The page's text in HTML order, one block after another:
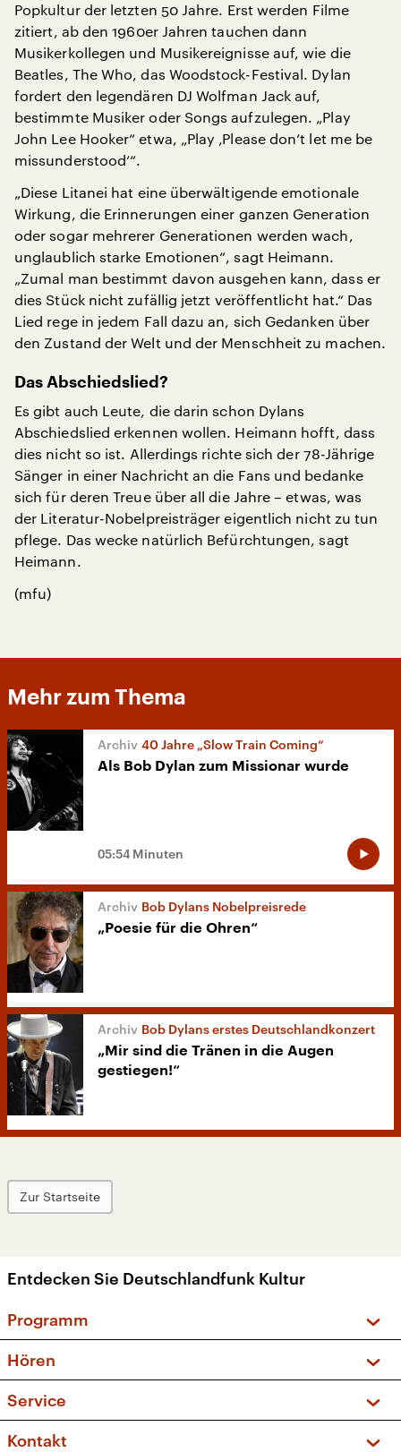
Popkultur der letzten 50 Jahre. Erst werden Filme
zitiert, ab den 1960er Jahren tauchen dann
Musikerkollegen und Musikereignisse auf, wie die
Beatles, The Who, das Woodstock-Festival. Dylan
fordert den legendären DJ Wolfman Jack auf,
bestimmte Musiker oder Songs aufzulegen. „Play
John Lee Hooker“ etwa, „Play ‚Please don’t let me be
missunderstood‘“.
„Diese Litanei hat eine überwältigende emotionale
Wirkung, die Erinnerungen einer ganzen Generation
oder sogar mehrerer Generationen werden wach,
unglaublich starke Emotionen“, sagt Heimann.
„Zumal man bestimmt davon ausgehen kann, dass er
dies Stück nicht zufällig jetzt veröffentlicht hat.“ Das
Lied rege in jedem Fall dazu an, sich Gedanken über
den Zustand der Welt und der Menschheit zu machen.
Das Abschiedslied?
Es gibt auch Leute, die darin schon Dylans
Abschiedslied erkennen wollen. Heimann hofft, dass
dies nicht so ist. Allerdings richte sich der 78-Jährige
Sänger in einer Nachricht an die Fans und bedanke
sich für deren Treue über all die Jahre – etwas, was
der Literatur-Nobelpreisträger eigentlich nicht zu tun
pflege. Das wecke natürlich Befürchtungen, sagt
Heimann.
(mfu)
Mehr zum Thema
40 Jahre „Slow Train Coming“
Als Bob Dylan zum Missionar wurde
05:54 Minuten
Bob Dylans Nobelpreisrede
„Poesie für die Ohren“
Bob Dylans erstes Deutschlandkonzert
„Mir sind die Tränen in die Augen
gestiegen!“
Zur Startseite
Entdecken Sie Deutschlandfunk Kultur
Programm
Sendungen und Podcasts
Musikliste
Kakadu – Das Kinderprogramm
Hören
Frequenzen (UKW + DAB+)
Service
FAQ
Kontakt